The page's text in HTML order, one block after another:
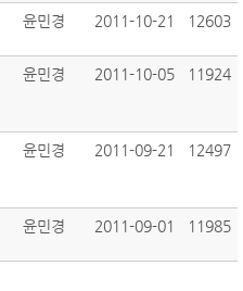
윤민경 2011-10-21 12603
윤민경 2011-10-05 11924
윤민경 2011-09-21 12497
윤민경 2011-09-01 11985